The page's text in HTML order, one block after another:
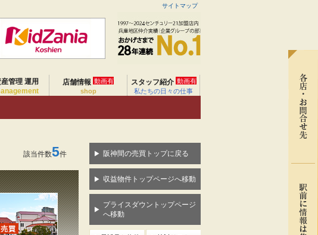
サイトマップ
管理 運用
店舗情報 動画有
shop
スタッフ紹介 動画有
私たちの日々の仕事
該当件数5件 阪神間の売買トップに戻る
収益物件トップページへ移動
プライスダウントップページ
へ移動